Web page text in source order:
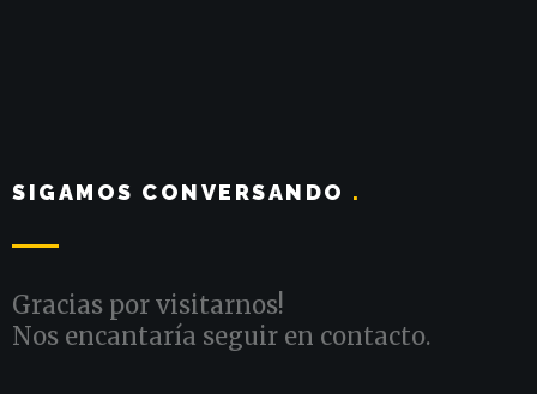
SIGAMOS CONVERSANDO .
Gracias por visitarnos!
Nos encantaría seguir en contacto.